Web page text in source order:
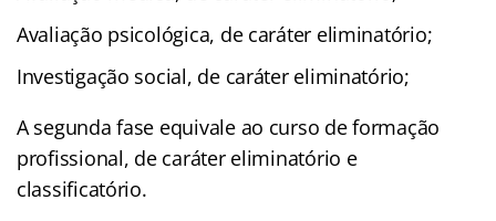
Avaliação psicológica, de caráter eliminatório;
Investigação social, de caráter eliminatório;
A segunda fase equivale ao curso de formação
profissional, de caráter eliminatório e
classificatório.